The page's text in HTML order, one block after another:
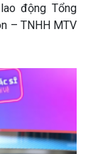
động Tổng
– TNHH MTV